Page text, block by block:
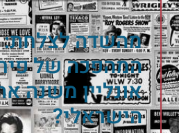
מהשדה
המהפכה של
אונליין משנה
הישראלי?